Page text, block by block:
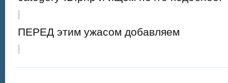
ПЕРЕД этим ужасом добавляем